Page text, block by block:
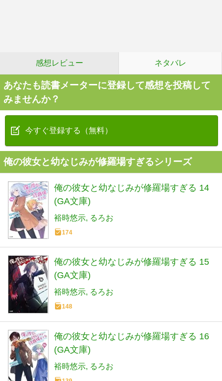
感想レビュー ネタバレ
あなたも読書メーターに登録して感想を投稿して
みませんか？
今すぐ登録する（無料）
俺の彼女と幼なじみが修羅場すぎるシリーズ
俺の彼女と幼なじみが修羅場すぎる 14
(GA文庫)
裕時悠示 るろお
174
俺の彼女と幼なじみが修羅場すぎる 15
(GA文庫)
裕時悠示 るろお
148
俺の彼女と幼なじみが修羅場すぎる 16
(GA文庫)
裕時悠示 るろお